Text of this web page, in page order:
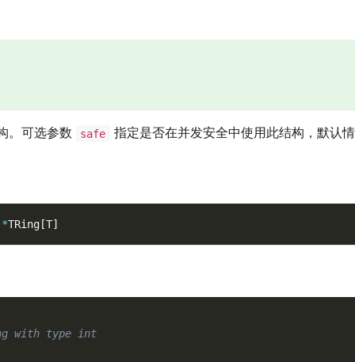
。可选参数 safe
指定是否在并发安全中使用此结构，默认
*TRing [T]
with type int